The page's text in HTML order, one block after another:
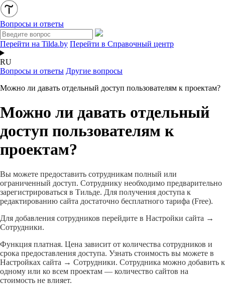
Вопросы и ответы
Перейти на Tilda.by Перейти в Справочный центр
RU
Вопросы и ответы Другие вопросы
Можно ли давать отдельный доступ пользователям к проектам?
Можно ли давать отдельный
доступ пользователям к
проектам?
Вы можете предоставить сотрудникам полный или
ограниченный доступ. Сотруднику необходимо предварительно
зарегистрироваться в Тильде. Для получения доступа к
редактированию сайта достаточно бесплатного тарифа (Free).
Для добавления сотрудников перейдите в Настройки сайта →
Сотрудники.
Функция платная. Цена зависит от количества сотрудников и
срока предоставления доступа. Узнать стоимость вы можете в
Настройках сайта → Сотрудники. Сотрудника можно добавить к
одному или ко всем проектам — количество сайтов на
стоимость не влияет.